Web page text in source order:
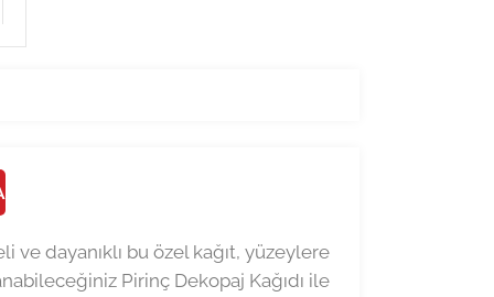
ve dayanıklı bu özel kağıt, yüzeylere
Pirinç Dekopaj Kağıdı ile